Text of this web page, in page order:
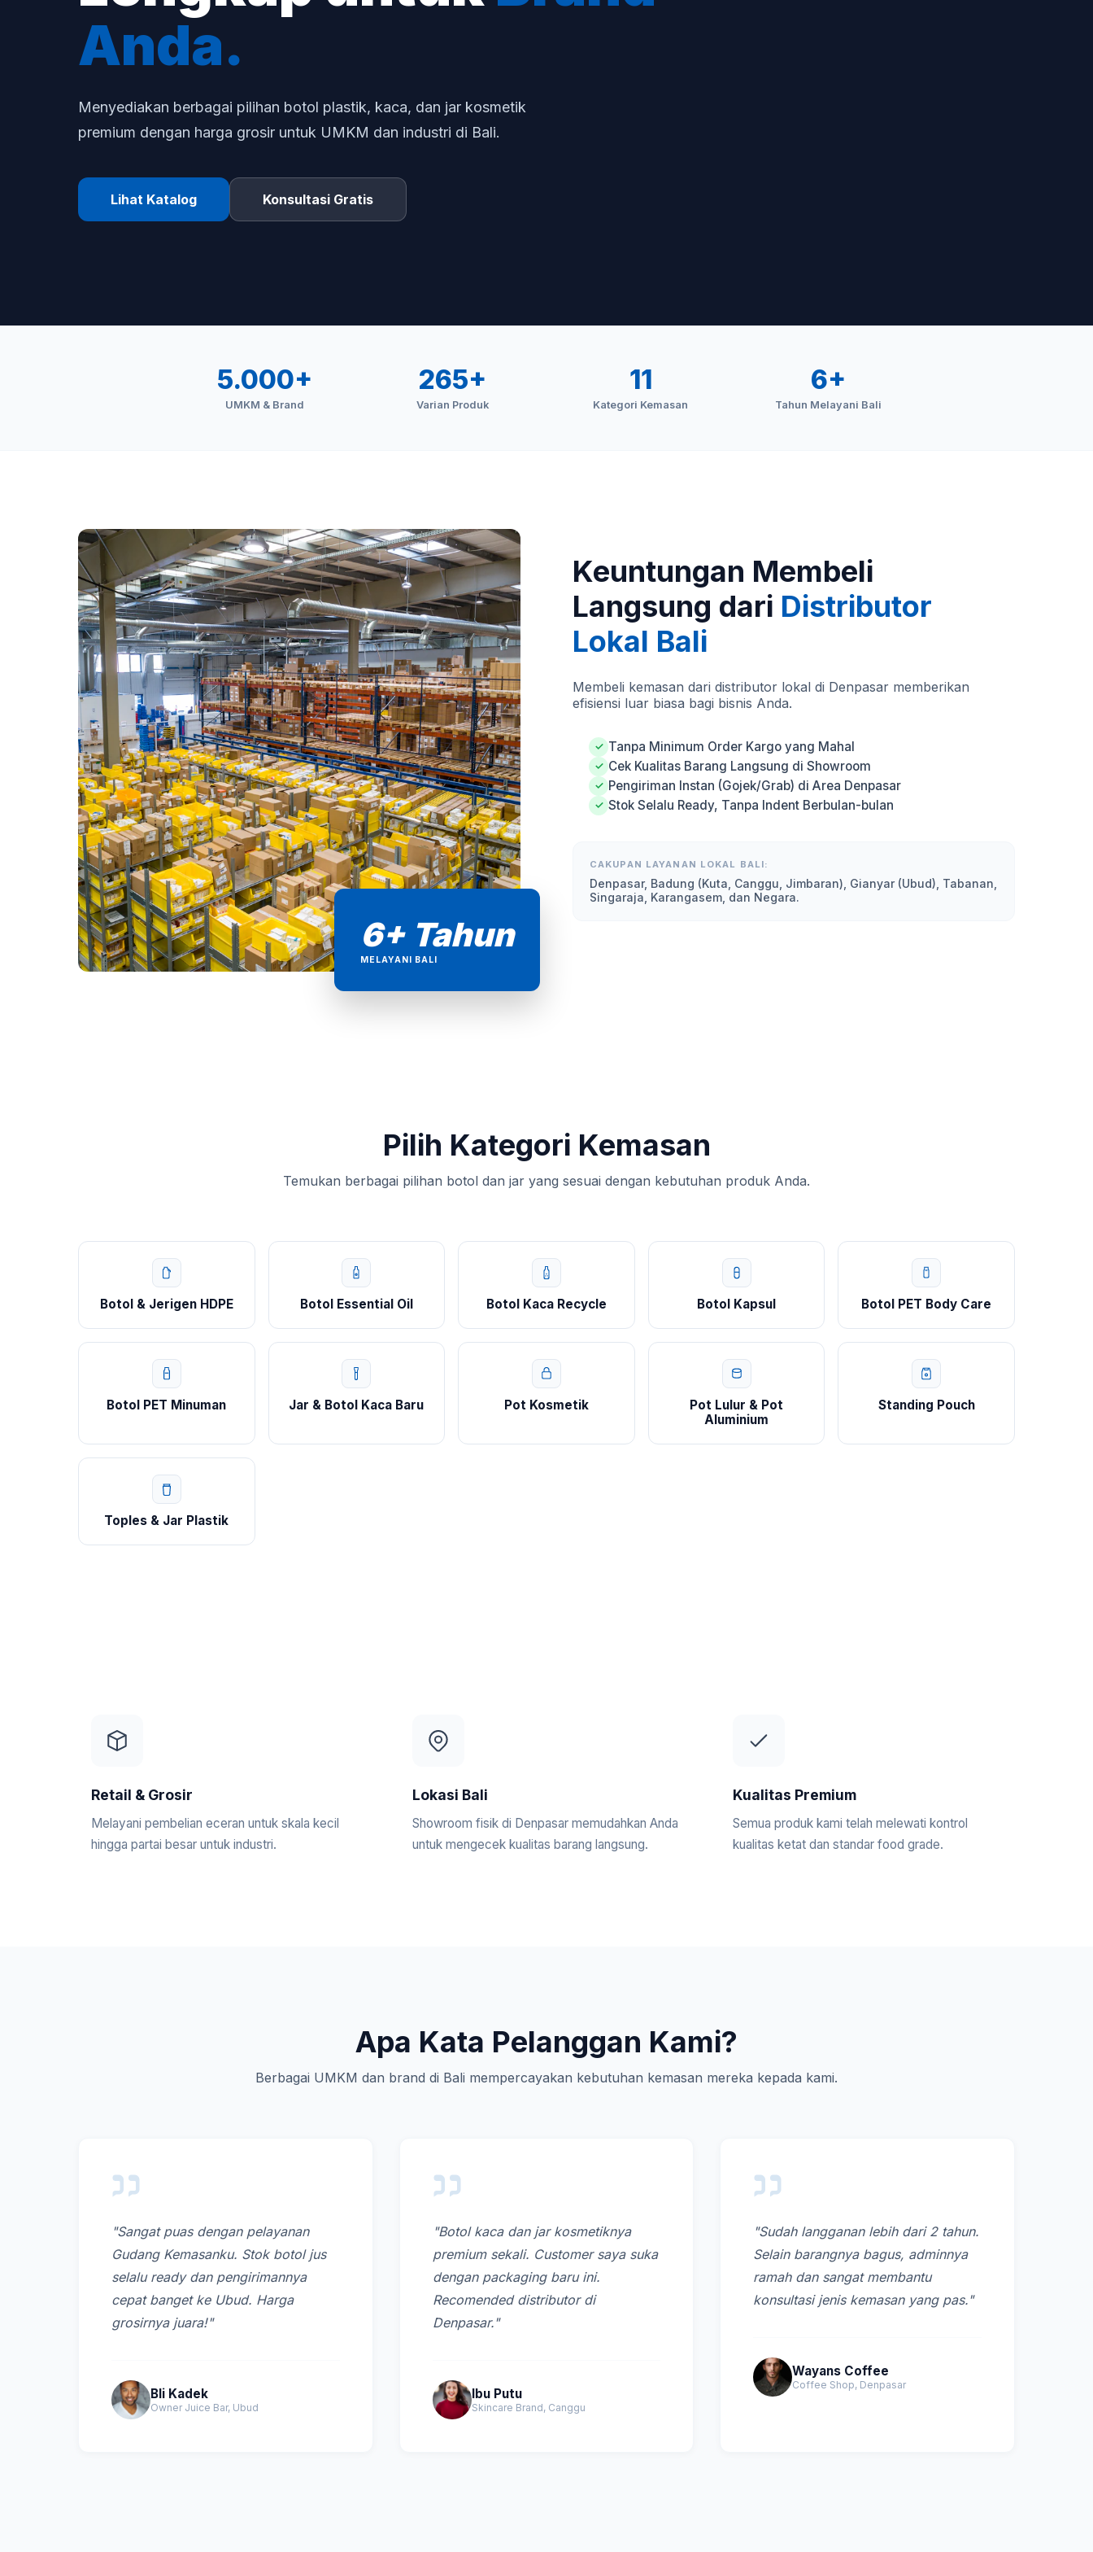
Anda.
Menyediakan berbagai pilihan botol plastik, kaca, dan jar kosmetik
premium dengan harga grosir untuk UMKM dan industri di Bali.
Lihat Katalog Konsultasi Gratis
5.000+
UMKM & Brand
265+
Varian Produk
11
Kategori Kemasan
6+
Tahun Melayani Bali
6+ Tahun
MELAYANI BALI
Keuntungan Membeli
Langsung dari Distributor
Lokal Bali
Membeli kemasan dari distributor lokal di Denpasar memberikan
efisiensi luar biasa bagi bisnis Anda.
✓ Tanpa Minimum Order Kargo yang Mahal
✓ Cek Kualitas Barang Langsung di Showroom
✓ Pengiriman Instan (Gojek/Grab) di Area Denpasar
✓ Stok Selalu Ready, Tanpa Indent Berbulan-bulan
CAKUPAN LAYANAN LOKAL BALI:
Denpasar, Badung (Kuta, Canggu, Jimbaran), Gianyar (Ubud), Tabanan,
Singaraja, Karangasem, dan Negara.
Pilih Kategori Kemasan
Temukan berbagai pilihan botol dan jar yang sesuai dengan kebutuhan produk Anda.
Botol & Jerigen HDPE Botol Essential Oil Botol Kaca Recycle Botol Kapsul Botol PET Body Care
Botol PET Minuman Jar & Botol Kaca Baru Pot Kosmetik
Pot Lulur & Pot
Aluminium
Standing Pouch
Toples & Jar Plastik
Retail & Grosir
Melayani pembelian eceran untuk skala kecil
hingga partai besar untuk industri.
Lokasi Bali
Showroom fisik di Denpasar memudahkan Anda
untuk mengecek kualitas barang langsung.
Kualitas Premium
Semua produk kami telah melewati kontrol
kualitas ketat dan standar food grade.
Apa Kata Pelanggan Kami?
Berbagai UMKM dan brand di Bali mempercayakan kebutuhan kemasan mereka kepada kami.
"Sangat puas dengan pelayanan
Gudang Kemasanku. Stok botol jus
selalu ready dan pengirimannya
cepat banget ke Ubud. Harga
grosirnya juara!"
Bli Kadek
Owner Juice Bar, Ubud
"Botol kaca dan jar kosmetiknya
premium sekali. Customer saya suka
dengan packaging baru ini.
Recomended distributor di
Denpasar."
Ibu Putu
Skincare Brand, Canggu
"Sudah langganan lebih dari 2 tahun.
Selain barangnya bagus, adminnya
ramah dan sangat membantu
konsultasi jenis kemasan yang pas."
Wayans Coffee
Coffee Shop, Denpasar